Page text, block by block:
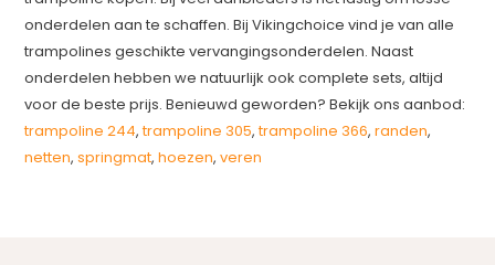
onderdelen aan te schaffen. Bij Vikingchoice vind je van alle
trampolines geschikte vervangingsonderdelen. Naast
onderdelen hebben we natuurlijk ook complete sets, altijd
voor de beste prijs. Benieuwd geworden? Bekijk ons aanbod:
trampoline 244,trampoline 305,trampoline 366,randen,
netten,springmat,hoezen,veren